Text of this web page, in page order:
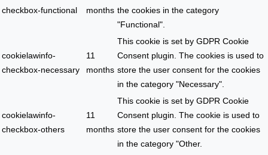
checkbox-functional
months the cookies in the category
"Functional".
cookielawinfo-
checkbox-necessary
11
months
This cookie is set by GDPR Cookie
Consent plugin. The cookies is used to
store the user consent for the cookies
in the category "Necessary".
cookielawinfo-
checkbox-others
11
months
This cookie is set by GDPR Cookie
Consent plugin. The cookie is used to
store the user consent for the cookies
in the category "Other.